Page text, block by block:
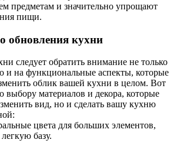
предметам и значительно упрощают
пищи.
обновления кухни
следует обратить внимание не только
и на функциональные аспекты, которые
облик вашей кухни в целом. Вот
выбору материалов и декора, которые
вид, но и сделать вашу кухню
цвета для больших элементов,
базу.